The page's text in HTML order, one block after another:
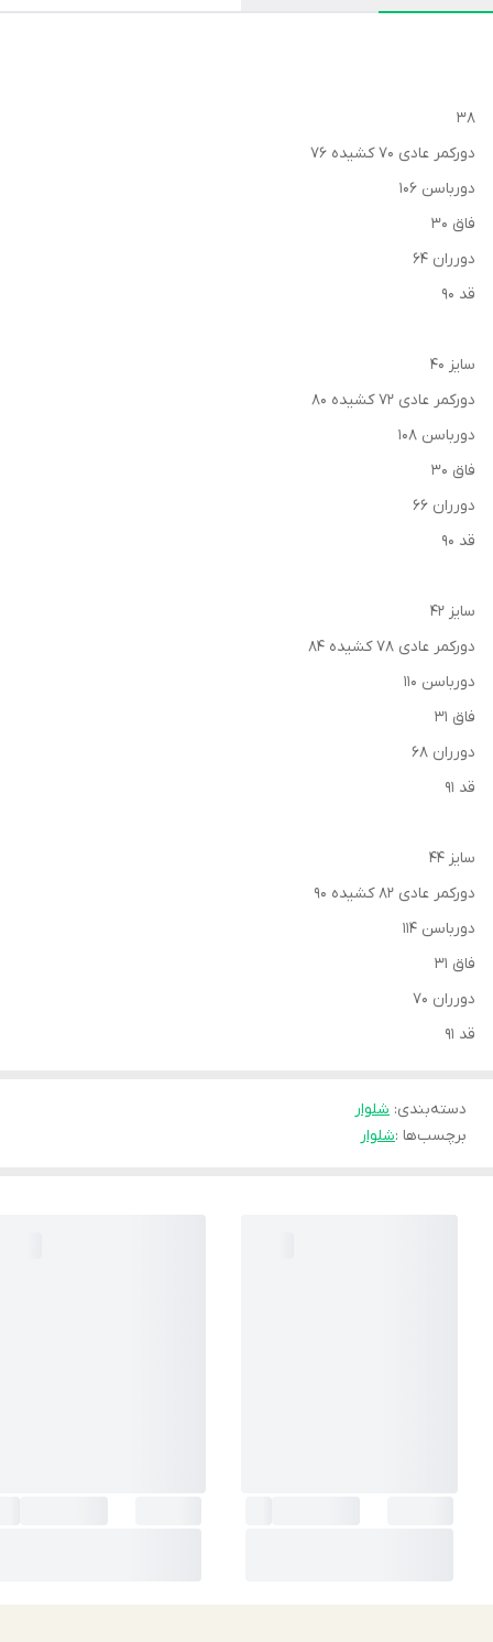
۳۸
دورکمر عادی ۷۰ کشیده ۷۶
دورباسن ۱۰۶
فاق ۳۰
دورران ۶۴
قد ۹۰
سایز ۴۰
دورکمر عادی ۷۲ کشیده ۸۰
دورباسن ۱۰۸
فاق ۳۰
دورران ۶۶
قد ۹۰
سایز ۴۲
دورکمر عادی ۷۸ کشیده ۸۴
دورباسن ۱۱۰
فاق ۳۱
دورران ۶۸
قد ۹۱
سایز ۴۴
دورکمر عادی ۸۲ کشیده ۹۰
دورباسن ۱۱۴
فاق ۳۱
دورران ۷۰
قد ٩١
دسته‌بندی: شلوار
برچسب‌ها :شلوار